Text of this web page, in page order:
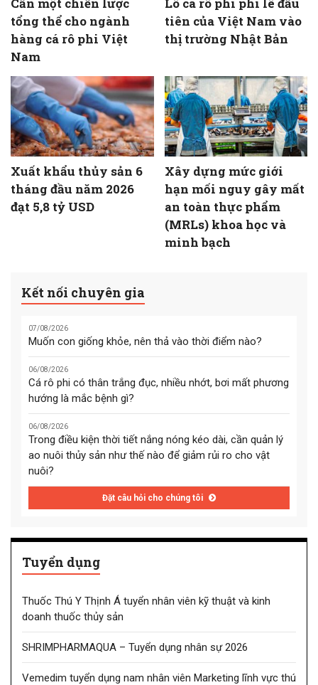
tổng thể cho ngành
hàng cá rô phi Việt
Nam
tiên của Việt Nam vào
thị trường Nhật Bản
Xuất khẩu thủy sản 6
tháng đầu năm 2026
đạt 5,8 tỷ USD
Xây dựng mức giới
hạn mối nguy gây mất
an toàn thực phẩm
(MRLs) khoa học và
minh bạch
Kết nối chuyên gia
07/08/2026
Muốn con giống khỏe, nên thả vào thời điểm nào?
06/08/2026
Cá rô phi có thân trắng đục, nhiều nhớt, bơi mất phương
hướng là mắc bệnh gì?
06/08/2026
Trong điều kiện thời tiết nắng nóng kéo dài, cần quản lý
ao nuôi thủy sản như thế nào để giảm rủi ro cho vật
nuôi?
Đặt câu hỏi cho chúng tôi
Tuyển dụng
Thuốc Thú Y Thịnh Á tuyển nhân viên kỹ thuật và kinh
doanh thuốc thủy sản
SHRIMPHARMAQUA – Tuyển dụng nhân sự 2026
Vemedim tuyển dụng nam nhân viên Marketing lĩnh vực thú